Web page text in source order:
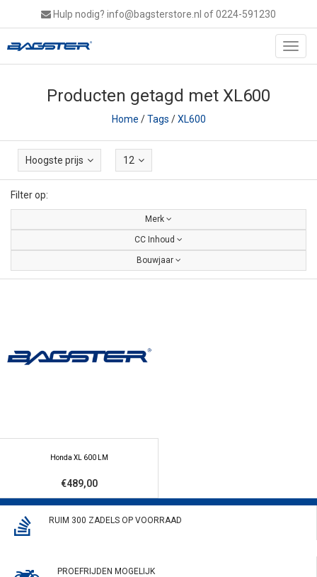
Hulp nodig? info@bagsterstore.nl of 0224-591230
Producten getagd met XL600
Home /Tags /XL600
Hoogste prijs 12
Filter op:
Merk
CC Inhoud
Bouwjaar
Honda XL 600 LM
€489,00
RUIM 300 ZADELS OP VOORRAAD
PROEFRIJDEN MOGELIJK